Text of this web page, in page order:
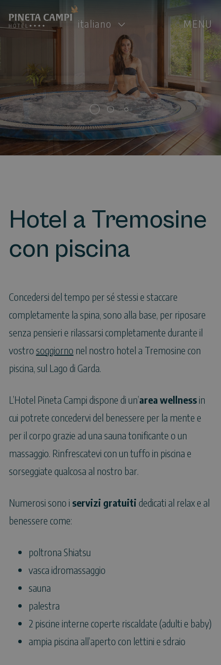
italiano MENU
Hotel a Tremosine
con piscina
Concedersi del tempo per sé stessi e staccare
completamente la spina, sono alla base, per riposare
senza pensieri e rilassarsi completamente durante il
vostro soggiorno nel nostro hotel a Tremosine con
piscina, sul Lago di Garda.
L’Hotel Pineta Campi dispone di un’area wellnessin
cui potrete concedervi del benessere per la mente e
per il corpo grazie ad una sauna tonificante o un
massaggio. Rinfrescatevi con un tuffo in piscina e
sorseggiate qualcosa al nostro bar.
Numerosi sono i servizi gratuiti dedicati al relax e al
benessere come:
poltrona Shiatsu
vasca idromassaggio
sauna
palestra
2 piscine interne coperte riscaldate (adulti e baby)
ampia piscina all’aperto con lettini e sdraio